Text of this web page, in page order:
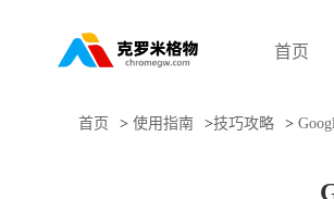
首页
首页 > 使用指南 >技巧攻略 >